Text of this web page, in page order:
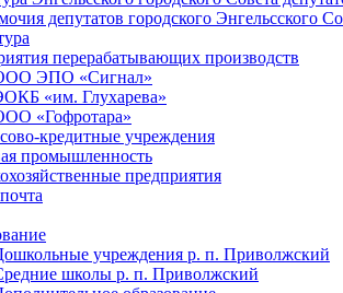
депутатов городского Энгельсского
перерабатывающих производств
ЭПО «Сигнал»
«им. Глухарева»
«Гофротара»
кредитные учреждения
промышленность
предприятия
учреждения р. п. Приволжский
школы р. п. Приволжский